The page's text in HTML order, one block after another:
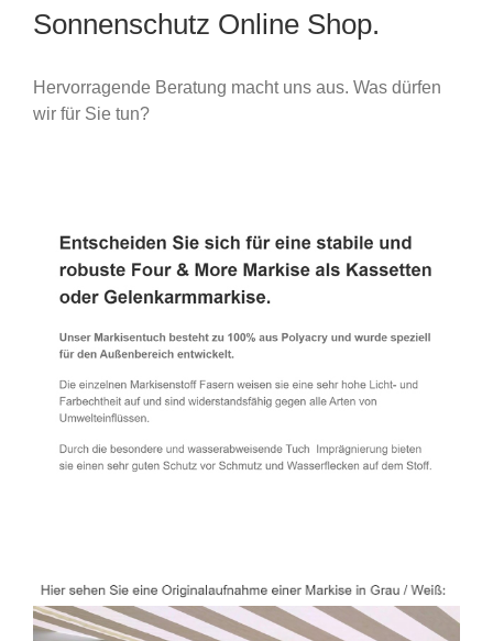
Sonnenschutz Online Shop.
Hervorragende Beratung macht uns aus. Was dürfen
wir für Sie tun?